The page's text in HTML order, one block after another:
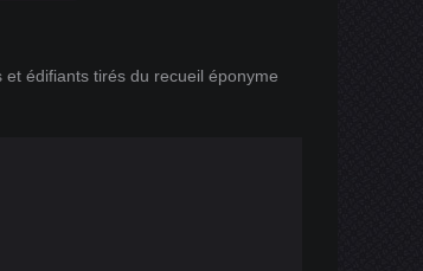
édifiants tirés du recueil éponyme